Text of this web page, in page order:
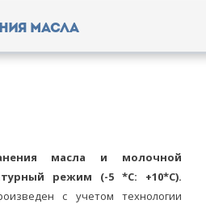
масла
масла и молочной
режим (-5 *С: +10*С).
с учетом технологии